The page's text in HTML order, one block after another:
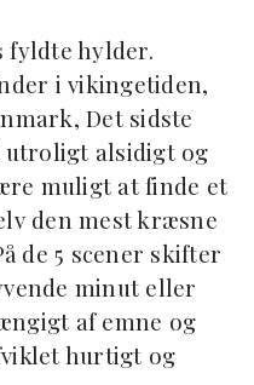
fyldte hylder.
i vikingetiden,
Det sidste
utroligt alsidigt og
muligt at finde et
den mest kræsne
de 5 scener skifter
minut eller
af emne og
hurtigt og